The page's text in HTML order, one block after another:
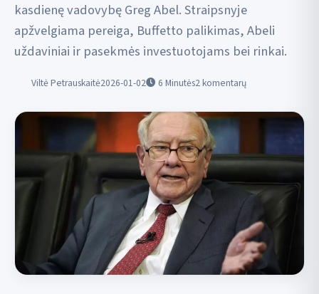
kasdienę vadovybę Greg Abel. Straipsnyje
apžvelgiama pereiga, Buffetto palikimas, Abeli
uždaviniai ir pasekmės investuotojams bei rinkai.
Viltė Petrauskaitė2026-01-02 6 Minutės2 komentarų